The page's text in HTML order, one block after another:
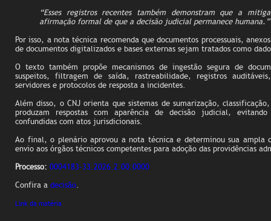
“Esses registros recentes também demonstram que a
afirmação formal de que a decisão judicial permanece humana.”
Por isso, a nota técnica recomenda que documentos processuais,
de documentos digitalizados e bases externas sejam tratados como
O texto também propõe mecanismos de ingestão segura de
suspeitos, filtragem de saída, rastreabilidade, registros
servidores e protocolos de resposta a incidentes.
Além disso, o CNJ orienta que sistemas de sumarização,
produzam respostas com aparência de decisão judicial, evitando
confundidas com atos jurisdicionais.
Ao final, o plenário aprovou a nota técnica e determinou sua ampla
envio aos órgãos técnicos competentes para adoção das providências
Processo: 0004183-33.2026.2.00.0000
Confira a decisão.
Link da matéria